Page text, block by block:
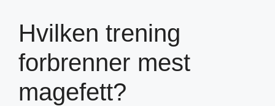
Hvilken trening
forbrenner mest
magefett?